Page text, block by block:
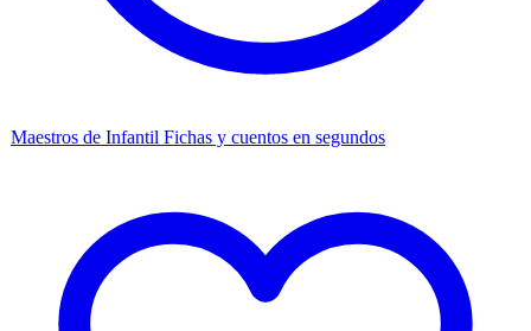
Maestros de Infantil Fichas y cuentos en segundos